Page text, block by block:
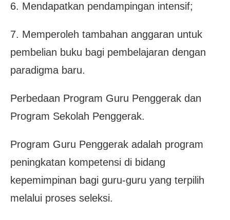
6. Mendapatkan pendampingan intensif;
7. Memperoleh tambahan anggaran untuk
pembelian buku bagi pembelajaran dengan
paradigma baru.
Perbedaan Program Guru Penggerak dan
Program Sekolah Penggerak.
Program Guru Penggerak adalah program
peningkatan kompetensi di bidang
kepemimpinan bagi guru-guru yang terpilih
melalui proses seleksi.